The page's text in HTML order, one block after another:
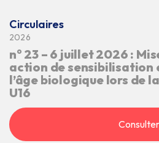
Circulaires
2026
n° 23 – 6 juillet 2026 :
action de sensibilisation
l’âge biologique lors de
U16
Consulter